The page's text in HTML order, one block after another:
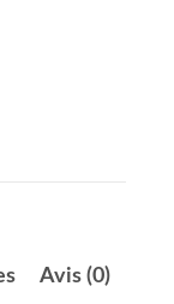
Avis (0)